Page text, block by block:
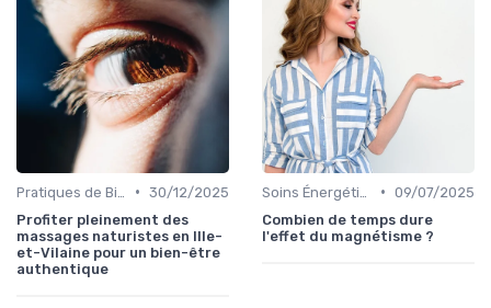
• 30/12/2025
Profiter pleinement des
massages naturistes en Ille-
et-Vilaine pour un bien-être
authentique
• 09/07/2025
Combien de temps dure
l'effet du magnétisme ?